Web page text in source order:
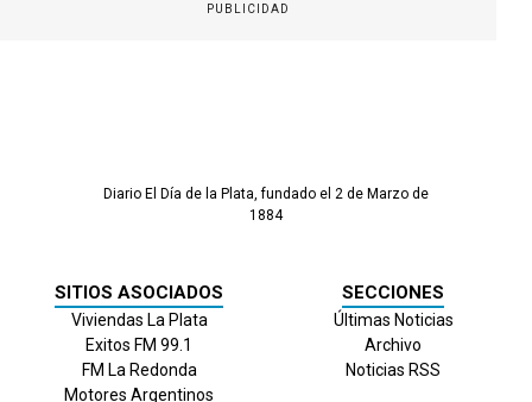
PUBLICIDAD
Diario El Día de la Plata, fundado el 2 de Marzo de
1884
SITIOS ASOCIADOS
Viviendas La Plata
Exitos FM 99.1
FM La Redonda
Motores Argentinos
SECCIONES
Últimas Noticias
Archivo
Noticias RSS